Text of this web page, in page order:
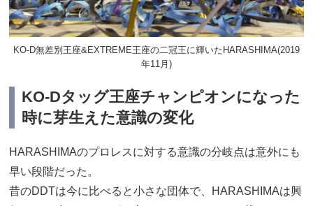
KO-D無差別王座&EXTREME王座の二冠王に輝いたHARASHIMA(2019
年11月)
KO-Dタッグ王座チャンピオンになった
時に芽生えた意識の変化
HARASHIMAのプロレスに対する意識の分岐点は意外にも
早い段階だった。
昔のDDTは今に比べると小さな団体で、HARASHIMAは興